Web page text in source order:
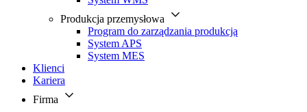
Produkcja przemysłowa
Program do zarządzania produkcją
System APS
System MES
Klienci
Kariera
Firma